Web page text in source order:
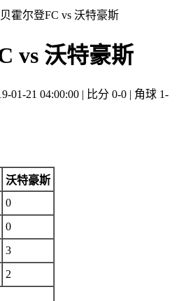
霍尔登FC vs 沃特豪斯
vs 沃特豪斯
01-21 04:00:00 | 比分 0-0 | 角球 1-
沃特豪斯
0
0
3
2